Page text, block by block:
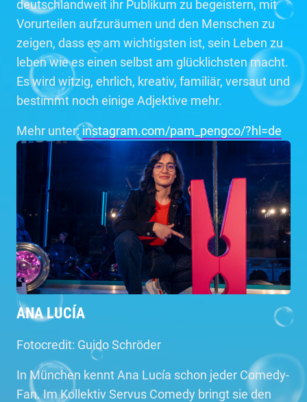
deutschlandweit ihr Publikum zu begeistern, mit
Vorurteilen aufzuräumen und den Menschen zu
zeigen, dass es am wichtigsten ist, sein Leben zu
leben wie es einen selbst am glücklichsten macht.
Es wird witzig, ehrlich, kreativ, familiär, versaut und
bestimmt noch einige Adjektive mehr.
Mehr unter:instagram.com/pam_pengco/?hl=de
ANA LUCÍA
Fotocredit: Guido Schröder
In München kennt Ana Lucía schon jeder Comedy-
Fan. Im Kollektiv Servus Comedy bringt sie den